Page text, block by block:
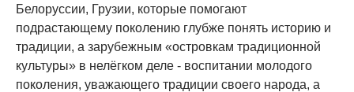
Белоруссии, Грузии, которые помогают
подрастающему поколению глубже понять историю и
традиции, а зарубежным «островкам традиционной
культуры» в нелёгком деле - воспитании молодого
поколения, уважающего традиции своего народа, а